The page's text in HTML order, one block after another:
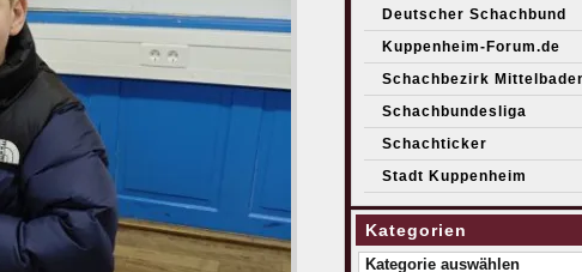
Deutscher Schachbund
Kuppenheim-Forum.de
Schachbezirk
Schachbundesliga
Schachticker
Stadt Kuppenheim
Kategorien
Kategorien